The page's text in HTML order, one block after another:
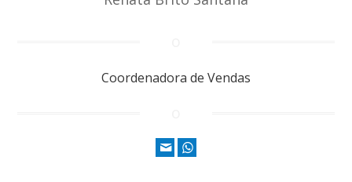
Coordenadora de Vendas